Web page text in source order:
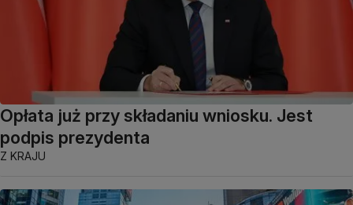
Opłata już przy składaniu wniosku. Jest
podpis prezydenta
Z KRAJU